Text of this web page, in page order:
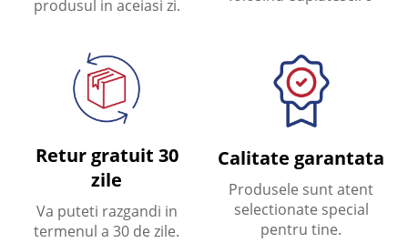
produsul in aceiasi zi.
Retur gratuit 30
zile
Va puteti razgandi in
termenul a 30 de zile.
Calitate garantata
Produsele sunt atent
selectionate special
pentru tine.